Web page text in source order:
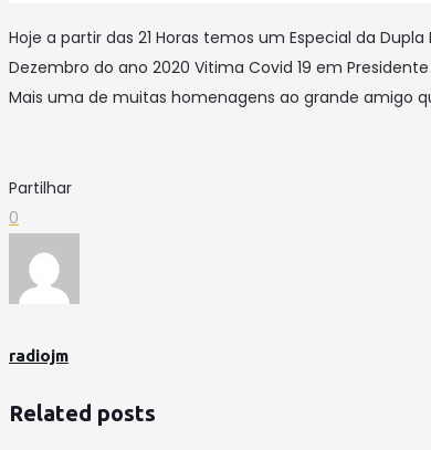
Hoje a partir das 21 Horas temos um Especial da
Dezembro do ano 2020 Vitima Covid 19 em Presidente
Mais uma de muitas homenagens ao grande amigo
Partilhar
0
radiojm
Related posts